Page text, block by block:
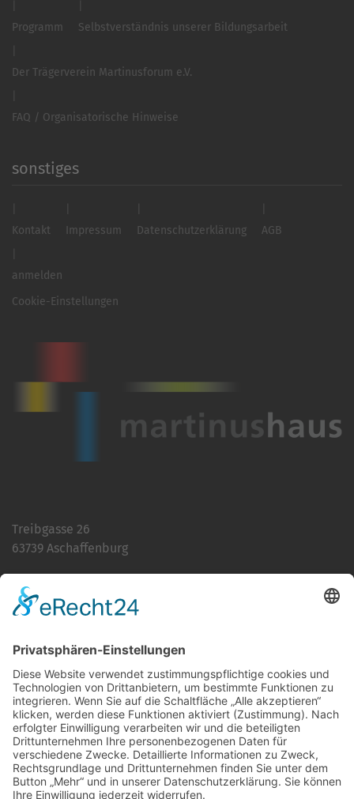
Programm Selbstverständnis unserer Bildungsarbeit
Der Trägerverein Martinusforum e.V.
FAQ / Organisatorische Hinweise
sonstiges
Kontakt Impressum Datenschutzerklärung AGB
anmelden
Cookie-Einstellungen
Treibgasse 26
63739 Aschaffenburg
E-Mailinfo@martinushaus.de
Mo?Fr8.30 ? 12.00 Uhr
Mo?Do13.00 ? 16.00 Uhr